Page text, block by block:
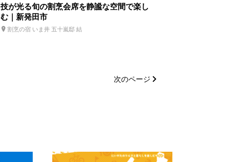
技が光る旬の割烹会席を静謐な空間で楽し
む｜新発田市
割烹の宿 いま井 五十嵐邸 結
次のページ